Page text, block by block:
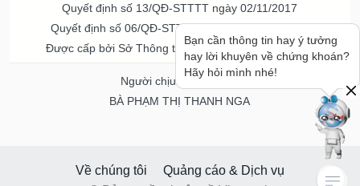
Quyết định số 13/QĐ-STTTT ngày 02/11/2017
Quyết định số 06/QĐ-STTTT-ICP ngày 20/07/2023
Được cấp bởi Sở Thông tin và Truyền thông TPHCM
Người chịu trách nhiệm
BÀ PHẠM THỊ THANH NGA
Về chúng tôi
Quảng cáo & Dịch vụ
Bạn cần thông tin hay ý tưởng
hay lời khuyên về chứng khoán?
Hãy hỏi mình nhé!